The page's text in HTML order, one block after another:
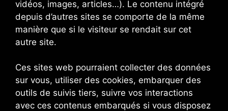
vidéos, images, articles…). Le contenu intégré
depuis d’autres sites se comporte de la même
manière que si le visiteur se rendait sur cet
autre site.
Ces sites web pourraient collecter des données
sur vous, utiliser des cookies, embarquer des
outils de suivis tiers, suivre vos interactions
avec ces contenus embarqués si vous disposez